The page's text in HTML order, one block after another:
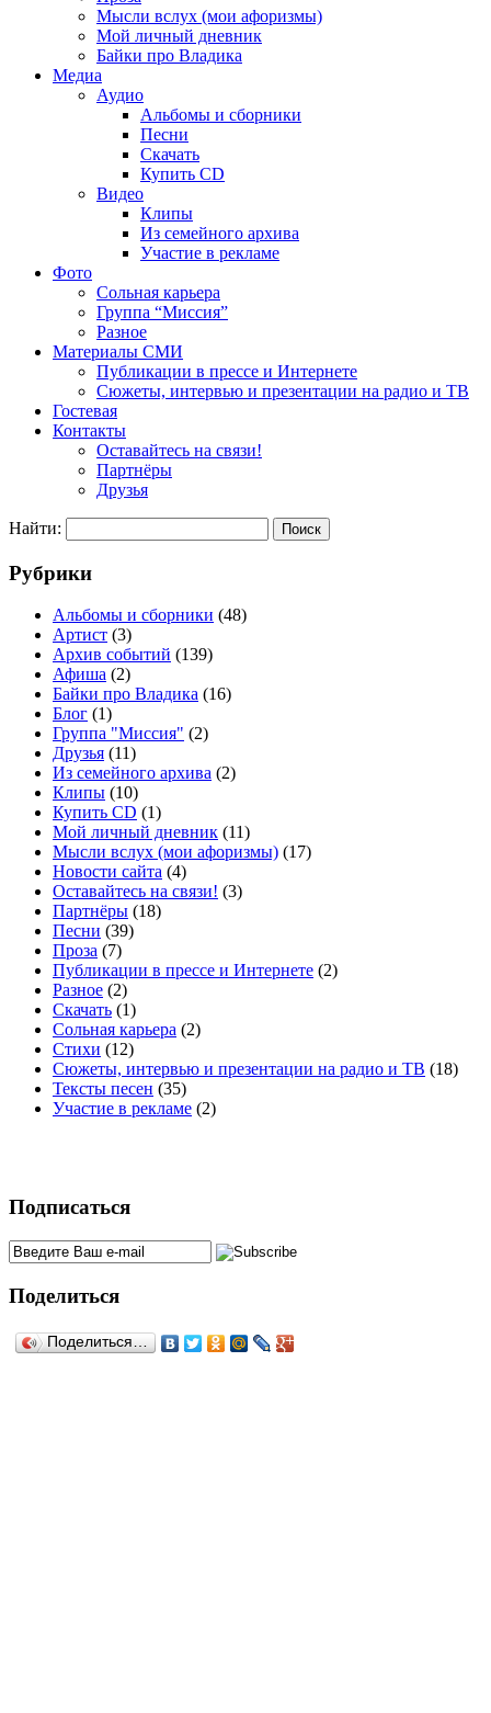
Мысли вслух (мои афоризмы)
Мой личный дневник
Байки про Владика
Медиа
Аудио
Альбомы и сборники
Песни
Скачать
Купить CD
Видео
Клипы
Из семейного архива
Участие в рекламе
Фото
Сольная карьера
Группа “Миссия”
Разное
Материалы СМИ
Публикации в прессе и Интернете
Сюжеты, интервью и презентации на радио и ТВ
Гостевая
Контакты
Оставайтесь на связи!
Партнёры
Друзья
Найти:
Рубрики
Альбомы и сборники (48)
Артист (3)
Архив событий (139)
Афиша (2)
Байки про Владика (16)
Блог (1)
Группа "Миссия" (2)
Друзья (11)
Из семейного архива (2)
Клипы (10)
Купить CD (1)
Мой личный дневник (11)
Мысли вслух (мои афоризмы) (17)
Новости сайта (4)
Оставайтесь на связи! (3)
Партнёры (18)
Песни (39)
Проза (7)
Публикации в прессе и Интернете (2)
Разное (2)
Скачать (1)
Сольная карьера (2)
Стихи (12)
Сюжеты, интервью и презентации на радио и ТВ (18)
Тексты песен (35)
Участие в рекламе (2)
Подписаться
Поделиться
Поделиться…